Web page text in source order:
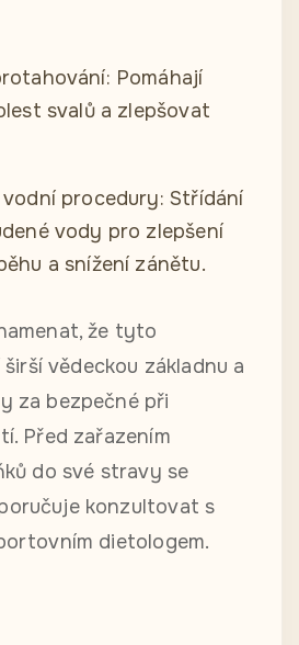
Pomáhají
svalů a zlepšovat
procedury: Střídání
vody pro zlepšení
a snížení zánětu.
že tyto
vědeckou základnu a
za bezpečné při
Před zařazením
do své stravy se
konzultovat s
dietologem.